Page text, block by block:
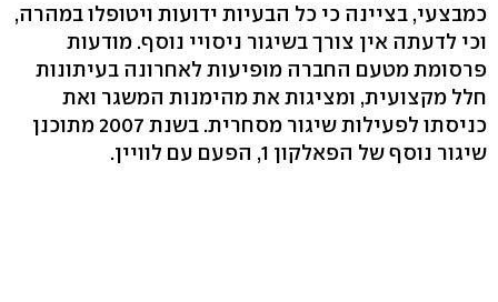
כמבצעי, בציינה כי כל הבעיות ידועות ויטופלו במהרה,
וכי לדעתה אין צורך בשיגור ניסויי נוסף. מודעות
פרסומת מטעם החברה מופיעות לאחרונה בעיתונות
חלל מקצועית, ומציגות את מהימנות המשגר ואת
כניסתו לפעילות שיגור מסחרית. בשנת 2007 מתוכנן
שיגור נוסף של הפאלקון 1, הפעם עם לוויין.